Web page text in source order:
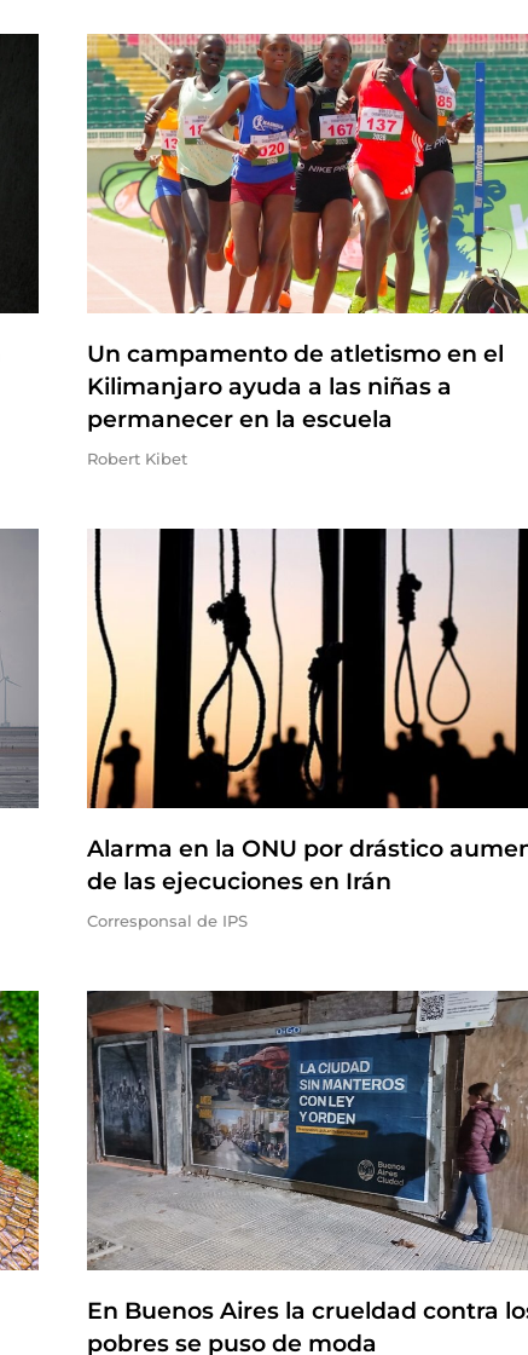
Un campamento de atletismo en el
Kilimanjaro ayuda a las niñas a
permanecer en la escuela
Robert Kibet
Alarma en la ONU por drástico
de las ejecuciones en Irán
Corresponsal de IPS
En Buenos Aires la crueldad contra
pobres se puso de moda